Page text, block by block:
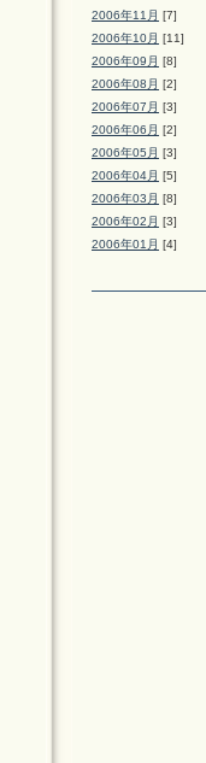
2006年11月 [7]
2006年10月 [11]
2006年09月 [8]
2006年08月 [2]
2006年07月 [3]
2006年06月 [2]
2006年05月 [3]
2006年04月 [5]
2006年03月 [8]
2006年02月 [3]
2006年01月 [4]